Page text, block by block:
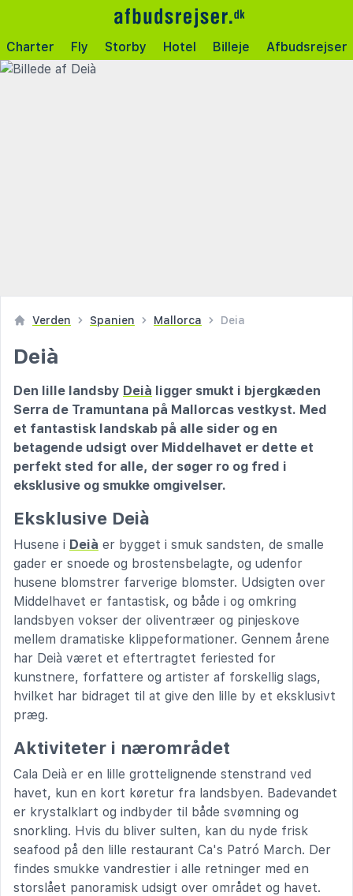
Charter Fly Storby Hotel Billeje Afbudsrejser
Verden Spanien Mallorca Deia
Deià
Den lille landsby Deià ligger smukt i bjergkæden
Serra de Tramuntana på Mallorcas vestkyst. Med
et fantastisk landskab på alle sider og en
betagende udsigt over Middelhavet er dette et
perfekt sted for alle, der søger ro og fred i
eksklusive og smukke omgivelser.
Eksklusive Deià
Husene i Deià er bygget i smuk sandsten, de smalle
gader er snoede og brostensbelagte, og udenfor
husene blomstrer farverige blomster. Udsigten over
Middelhavet er fantastisk, og både i og omkring
landsbyen vokser der oliventræer og pinjeskove
mellem dramatiske klippeformationer. Gennem årene
har Deià været et eftertragtet feriested for
kunstnere, forfattere og artister af forskellig slags,
hvilket har bidraget til at give den lille by et eksklusivt
præg.
Aktiviteter i nærområdet
Cala Deià er en lille grottelignende stenstrand ved
havet, kun en kort køretur fra landsbyen. Badevandet
er krystalklart og indbyder til både svømning og
snorkling. Hvis du bliver sulten, kan du nyde frisk
seafood på den lille restaurant Ca's Patró March. Der
findes smukke vandrestier i alle retninger med en
storslået panoramisk udsigt over området og havet.